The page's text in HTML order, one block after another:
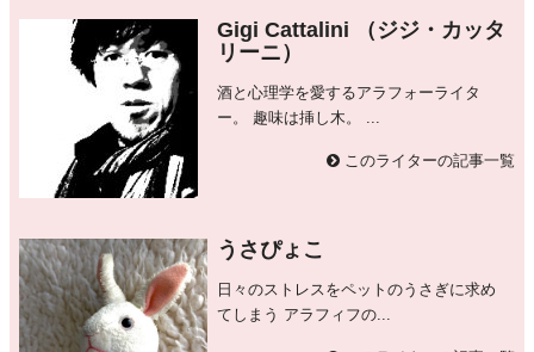
Gigi Cattalini （ジジ・カッタ
リーニ）
酒と心理学を愛するアラフォーライタ
ー。 趣味は挿し木。 ...
このライターの記事一覧
うさぴょこ
日々のストレスをペットのうさぎに求め
てしまう アラフィフの...